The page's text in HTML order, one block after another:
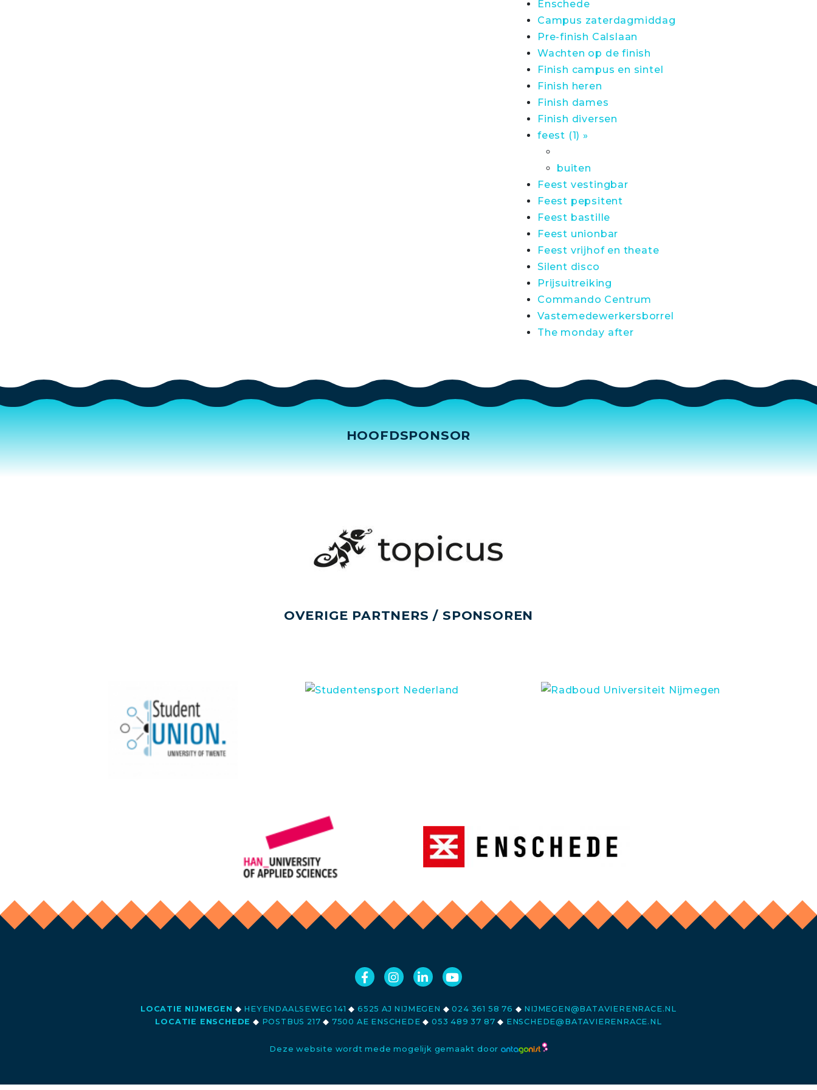
Enschede
Campus zaterdagmiddag
Pre-finish Calslaan
Wachten op de finish
Finish campus en sintel
Finish heren
Finish dames
Finish diversen
feest (1) »
buiten
Feest vestingbar
Feest pepsitent
Feest bastille
Feest unionbar
Feest vrijhof en theate
Silent disco
Prijsuitreiking
Commando Centrum
Vastemedewerkersborrel
The monday after
HOOFDSPONSOR
OVERIGE PARTNERS / SPONSOREN
LOCATIE NIJMEGEN ◆ HEYENDAALSEWEG 141◆ 6525 AJ NIJMEGEN ◆ 024 361 58 76 ◆ NIJMEGEN@BATAVIERENRACE.NL
LOCATIE ENSCHEDE ◆ POSTBUS 217◆ 7500 AE ENSCHEDE◆ 053 489 37 87 ◆ ENSCHEDE@BATAVIERENRACE.NL
Deze website wordt mede mogelijk gemaakt door